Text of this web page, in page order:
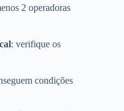
2 operadoras
: verifique os
condições